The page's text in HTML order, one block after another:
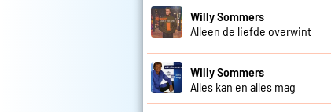
Willy Sommers
Alleen de liefde overwint
Willy Sommers
Alles kan en alles mag